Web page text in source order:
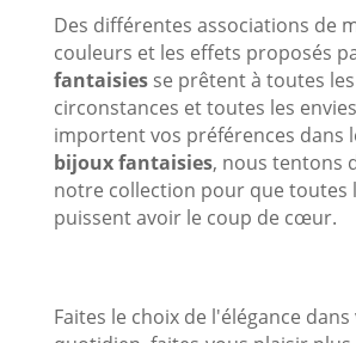
Des différentes associations de
couleurs et les effets proposés
fantaisiesse prêtent à toutes les
circonstances et toutes les
importent vos préférences dans
bijoux fantaisies, nous tentons
notre collection pour que toutes
puissent avoir le coup de cœur.
Faites le choix de l'élégance